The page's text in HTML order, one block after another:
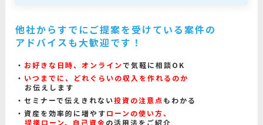
他社からすでにご提案を受けている案件の
アドバイスも大歓迎です！
お好きな日時、オンラインで気軽に相談OK
いつまでに、どれぐらいの収入を作れるのか
お伝えします
セミナーで伝えきれない投資の注意点 もわかる
資産を効率的に増やすローンの使い方、
提携ローン、自己資金の活用法をご紹介